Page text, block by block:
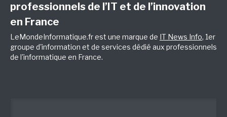
professionnels de l’IT et de l’innovation
en France
LeMondeInformatique.fr est une marque de IT News Info, 1er
groupe d'information et de services dédié aux professionnels
de l'informatique en France.